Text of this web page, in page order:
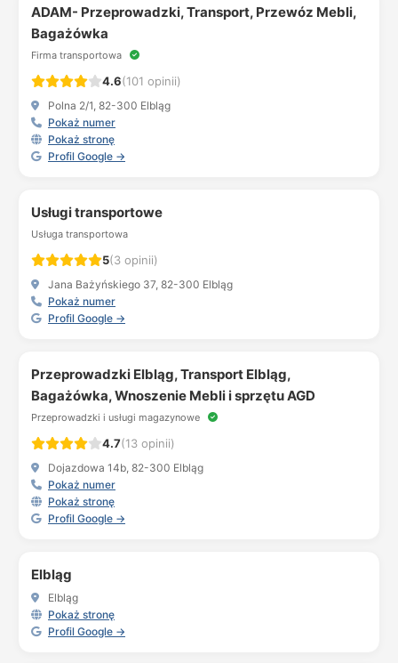
ADAM- Przeprowadzki, Transport, Przewóz Mebli,
Bagażówka
Firma transportowa
4.6(101 opinii)
Polna 2/1, 82-300 Elbląg
Pokaż numer
Pokaż stronę
Profil Google →
Usługi transportowe
Usługa transportowa
5(3 opinii)
Jana Bażyńskiego 37, 82-300 Elbląg
Pokaż numer
Profil Google →
Przeprowadzki Elbląg, Transport Elbląg,
Bagażówka, Wnoszenie Mebli i sprzętu AGD
Przeprowadzki i usługi magazynowe
4.7(13 opinii)
Dojazdowa 14b, 82-300 Elbląg
Pokaż numer
Pokaż stronę
Profil Google →
Elbląg
Elbląg
Pokaż stronę
Profil Google →